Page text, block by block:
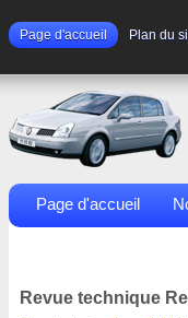
Page d'accueil Plan du
Page d'accueil
Revue technique